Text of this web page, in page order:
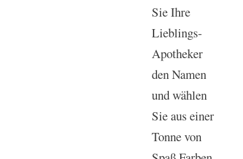
Sie Ihre
Lieblings-
Apotheker
den Namen
und wählen
Sie aus einer
Tonne von